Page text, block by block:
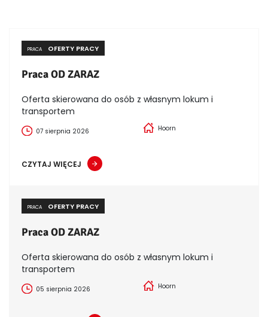
PRACA OFERTY PRACY
Praca OD ZARAZ
Oferta skierowana do osób z własnym lokum i
transportem
07 sierpnia 2026 Hoorn
CZYTAJ WIĘCEJ
PRACA OFERTY PRACY
Praca OD ZARAZ
Oferta skierowana do osób z własnym lokum i
transportem
05 sierpnia 2026 Hoorn